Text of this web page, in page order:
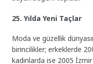
25. Yılda Yeni Taçlar
Moda ve güzellik
birincilikler; erkeklerde
kadınlarda ise 2005